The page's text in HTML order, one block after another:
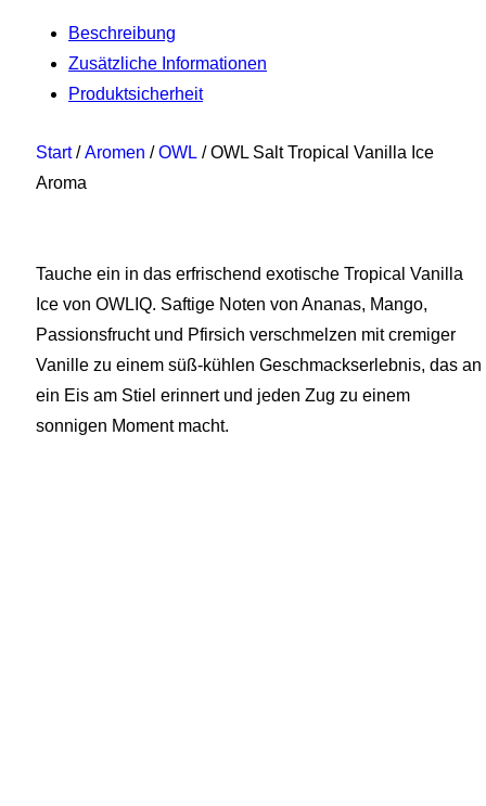
Beschreibung
Zusätzliche Informationen
Produktsicherheit
Start/Aromen /OWL / OWL Salt Tropical Vanilla Ice
Aroma
Tauche ein in das erfrischend exotische Tropical Vanilla
Ice von OWLIQ. Saftige Noten von Ananas, Mango,
Passionsfrucht und Pfirsich verschmelzen mit cremiger
Vanille zu einem süß-kühlen Geschmackserlebnis, das an
ein Eis am Stiel erinnert und jeden Zug zu einem
sonnigen Moment macht.